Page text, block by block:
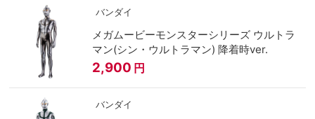
バンダイ
メガムービーモンスターシリーズ ウルトラ
マン(シン・ウルトラマン) 降着時ver.
2,900 円
バンダイ